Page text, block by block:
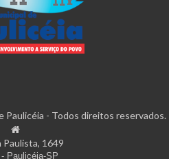
- Todos direitos reservados.
Paulista, 1649
Paulicéia-SP